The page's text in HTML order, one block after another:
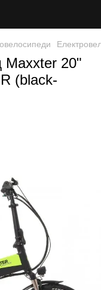
Maxxter 20"
(black-